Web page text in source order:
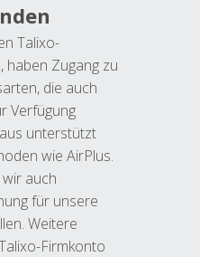
Talixo-
haben Zugang zu
die auch
Verfügung
unterstützt
wie AirPlus.
auch
für unsere
Weitere
Firmkonto